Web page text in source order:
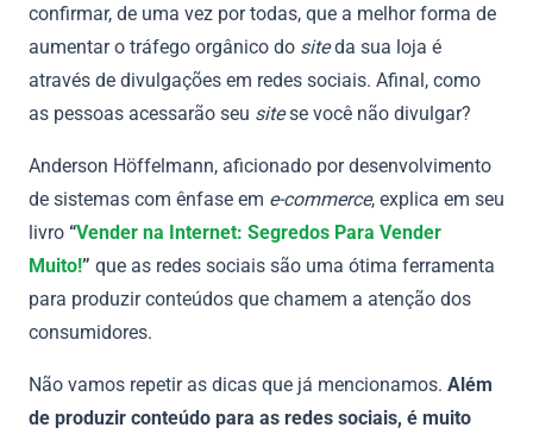
confirmar, de uma vez por todas, que a melhor forma de
aumentar o tráfego orgânico do siteda sua loja é
através de divulgações em redes sociais. Afinal, como
as pessoas acessarão seu sitese você não divulgar?
Anderson Höffelmann, aficionado por desenvolvimento
de sistemas com ênfase em e-commerce, explica em seu
livro “Vender na Internet: Segredos Para Vender
Muito!” que as redes sociais são uma ótima ferramenta
para produzir conteúdos que chamem a atenção dos
consumidores.
Não vamos repetir as dicas que já mencionamos. Além
de produzir conteúdo para as redes sociais, é muito